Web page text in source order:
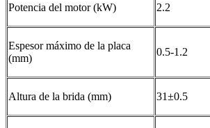
Potencia del motor (kW) 2.2
Espesor máximo de la placa
(mm)
0.5-1.2
Altura de la brida (mm) 31±0.5